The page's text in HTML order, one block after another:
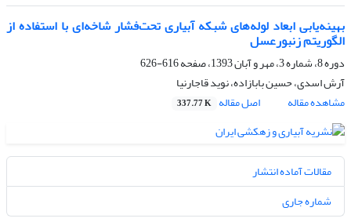
بهینه‌یابی ابعاد لوله‌های شبکه آبیاری تحت‌فشار شاخه‌ای با استفاده از
الگوریتم زنبورعسل
دوره 8، شماره 3، مهر و آبان 1393، صفحه
616-626
آرش اسدی، حسین بابازاده، نوید قاجارنیا
مشاهده مقاله
اصل مقاله 337.77 K
مقالات آماده انتشار
شماره جاری